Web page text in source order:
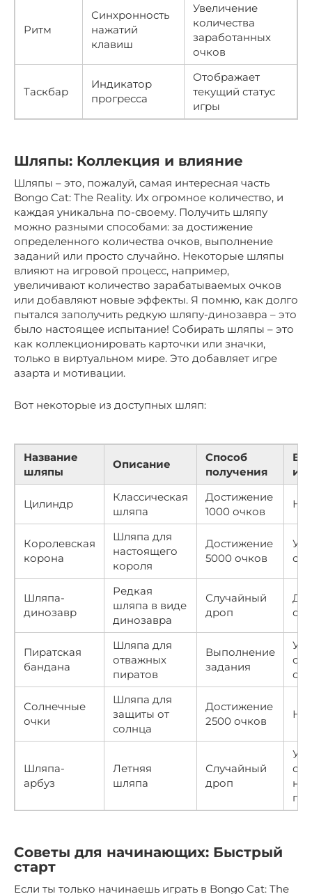
Ритм
Синхронность
нажатий
клавиш
Увеличение
количества
заработанных
очков
Таскбар
Индикатор
прогресса
Отображает
текущий статус
игры
Шляпы: Коллекция и влияние
Шляпы – это, пожалуй, самая интересная часть
Bongo Cat: The Reality. Их огромное количество, и
каждая уникальна по-своему. Получить шляпу
можно разными способами: за достижение
определенного количества очков, выполнение
заданий или просто случайно. Некоторые шляпы
влияют на игровой процесс, например,
увеличивают количество зарабатываемых очков
или добавляют новые эффекты. Я помню, как долго
пытался заполучить редкую шляпу-динозавра – это
было настоящее испытание! Собирать шляпы – это
как коллекционировать карточки или значки,
только в виртуальном мире. Это добавляет игре
азарта и мотивации.
Вот некоторые из доступных шляп:
Название
шляпы
Описание
Способ
получения
Цилиндр
Классическая
шляпа
Достижение
1000 очков
Нет
Королевская
корона
Шляпа для
настоящего
короля
Достижение
5000 очков
Шляпа-
динозавр
Редкая
шляпа в виде
динозавра
Случайный
дроп
Пиратская
бандана
Шляпа для
отважных
пиратов
Выполнение
задания
Солнечные
очки
Шляпа для
защиты от
солнца
Достижение
2500 очков
Нет
Шляпа-
арбуз
Летняя
шляпа
Случайный
дроп
Советы для начинающих: Быстрый
старт
Если ты только начинаешь играть в Bongo Cat: The